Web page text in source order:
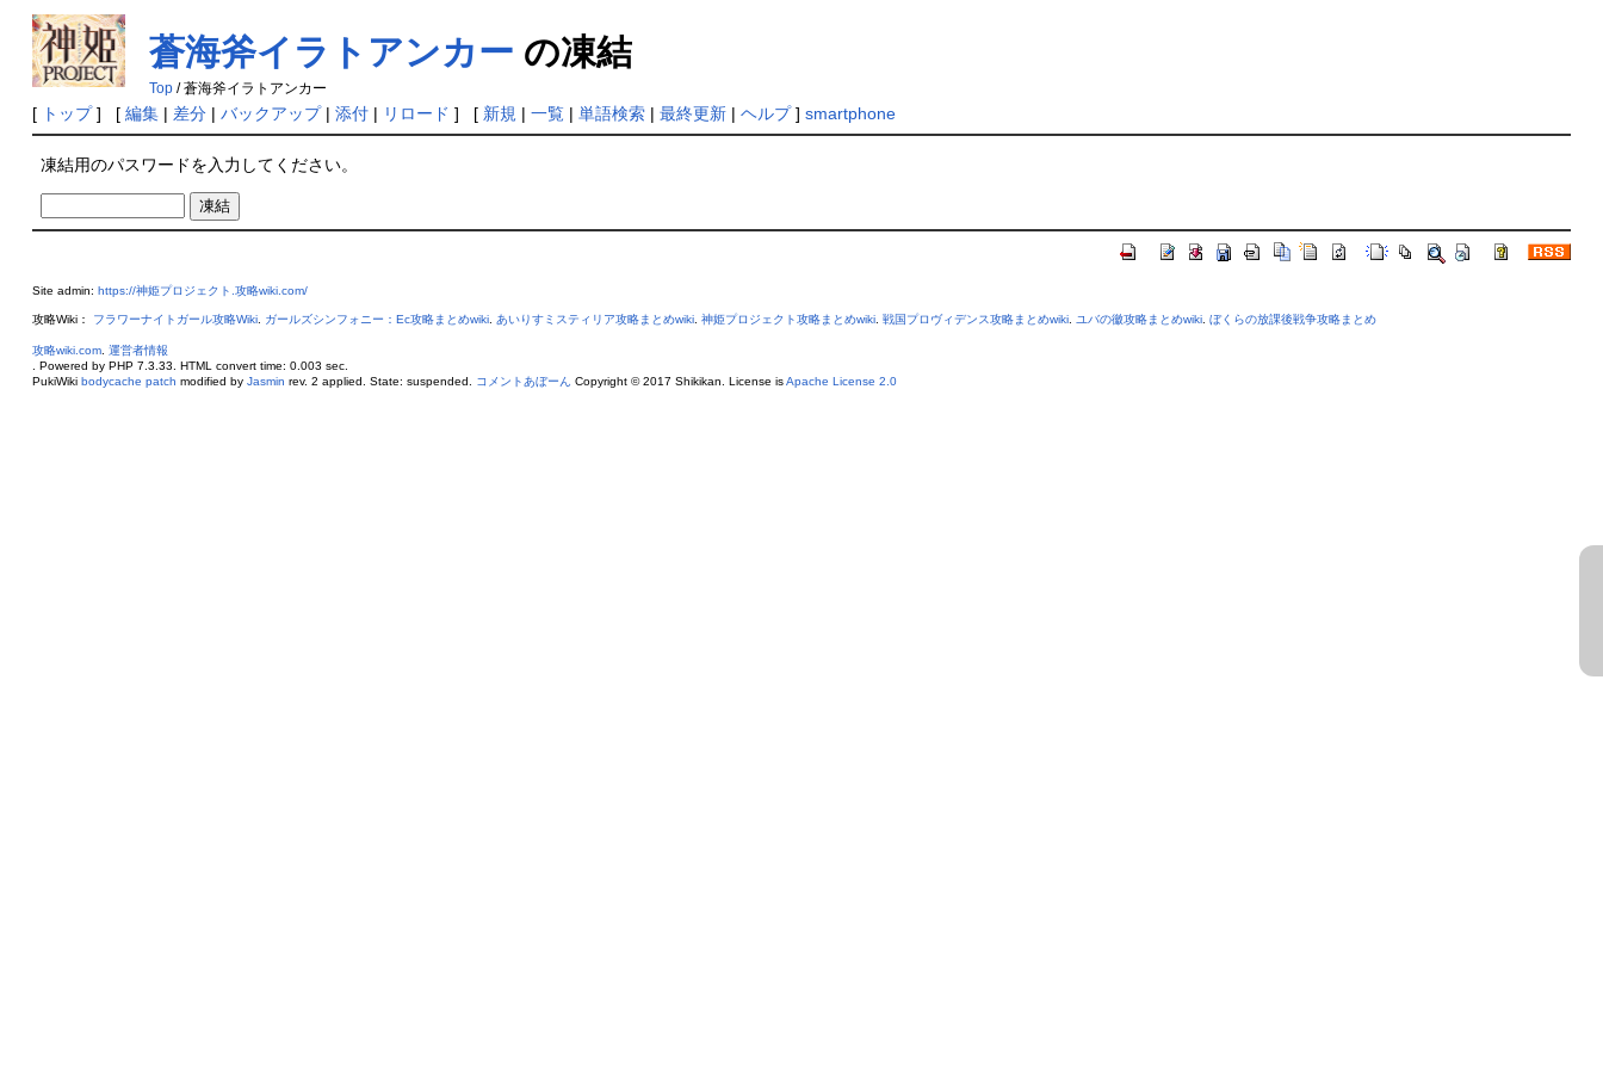
蒼海斧イラトアンカー の凍結
Top/ 蒼海斧イラトアンカー
[ トップ] [ 編集| 差分| バックアップ| 添付| リロード ] [ 新規 | 一覧| 単語検索| 最終更新| ヘルプ] smartphone
凍結用のパスワードを入力してください。
Site admin: https://神姫プロジェクト.攻略wiki.com/
攻略Wiki： フラワーナイトガール攻略Wiki. ガールズシンフォニー：Ec攻略まとめwiki. あいりすミスティリア攻略まとめwiki. 神姫プロジェクト攻略まとめwiki. 戦国プロヴィデンス攻略まとめwiki. ユバの徽攻略まとめwiki. ぼくらの放課後戦争攻略まとめ
攻略wiki.com. 運営者情報
. Powered by PHP 7.3.33. HTML convert time: 0.003 sec.
PukiWiki bodycache patch modified by Jasmin rev. 2 applied. State: suspended. コメントあぼーん Copyright © 2017 Shikikan. License isApache License 2.0